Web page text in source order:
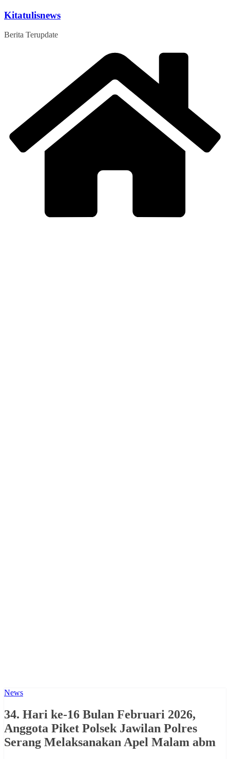
Skip
content
Kitatulisnews
Berita Terupdate
News
34. Hari ke-16 Bulan Februari 2026,
Anggota Piket Polsek Jawilan Polres
Serang Melaksanakan Apel Malam abm